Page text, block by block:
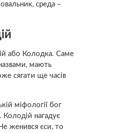
среда –
або Колодка. Саме
мають
сягати ще часів
міфології бог
нагадує
женився єси, то